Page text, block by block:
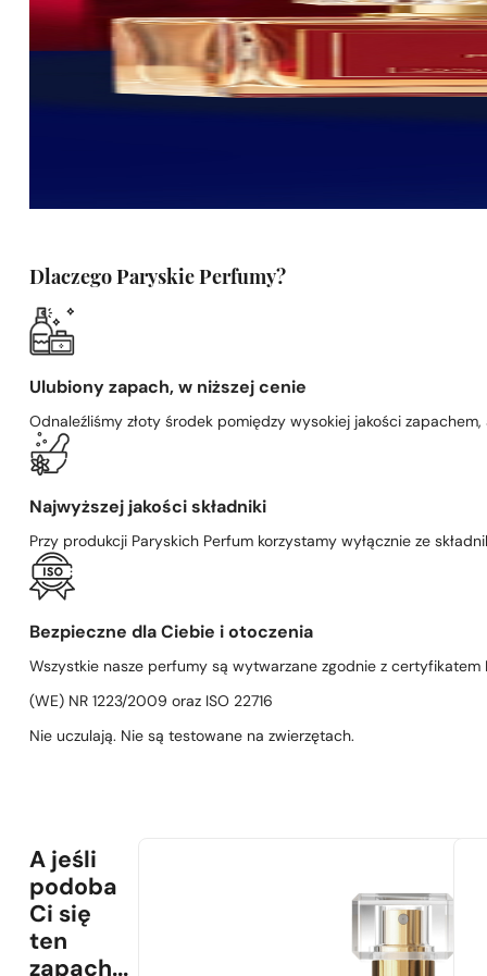
Dlaczego Paryskie Perfumy?
Ulubiony zapach, w niższej cenie
Odnaleźliśmy złoty środek pomiędzy wysokiej jakości
Najwyższej jakości składniki
Przy produkcji Paryskich Perfum korzystamy wyłącznie ze
Bezpieczne dla Ciebie i otoczenia
Wszystkie nasze perfumy są wytwarzane zgodnie z certyfikatem
(WE) NR 1223/2009 oraz ISO 22716
Nie uczulają. Nie są testowane na zwierzętach.
A jeśli
podoba
Ci się
ten
zapach...